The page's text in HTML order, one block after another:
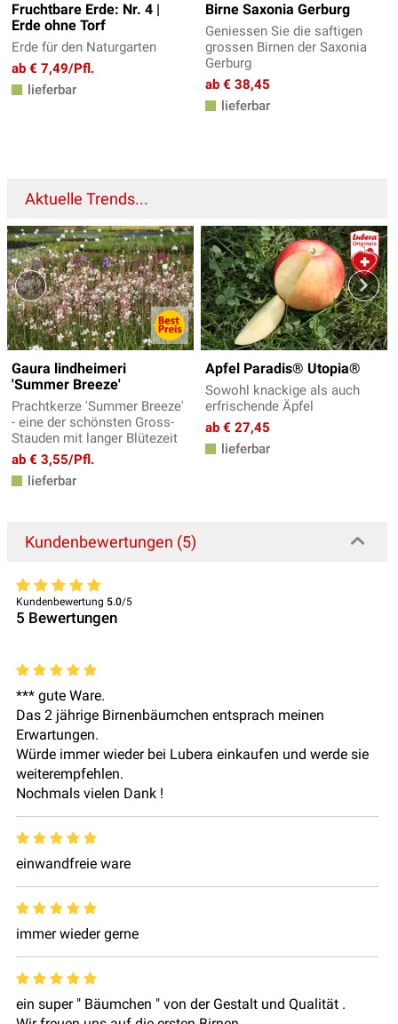
Fruchtbare Erde: Nr. 4 |
Erde ohne Torf
Erde für den Naturgarten
ab € 7,49/Pfl.
lieferbar
Birne Saxonia Gerburg
Geniessen Sie die saftigen
grossen Birnen der Saxonia
Gerburg
ab € 38,45
lieferbar
Aktuelle Trends...
Gaura lindheimeri
'Summer Breeze'
Prachtkerze 'Summer Breeze'
- eine der schönsten Gross-
Stauden mit langer Blütezeit
ab € 3,55/Pfl.
lieferbar
Apfel Paradis® Utopia®
Sowohl knackige als auch
erfrischende Äpfel
ab € 27,45
lieferbar
Kundenbewertungen (5)
Kundenbewertung 5.0/5
5 Bewertungen
*** gute Ware.
Das 2 jährige Birnenbäumchen entsprach meinen
Erwartungen.
Würde immer wieder bei Lubera einkaufen und werde sie
weiterempfehlen.
Nochmals vielen Dank !
einwandfreie ware
immer wieder gerne
ein super " Bäumchen " von der Gestalt und Qualität .